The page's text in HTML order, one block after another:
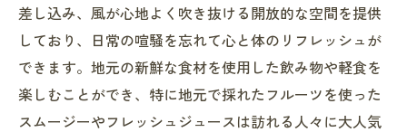
差し込み、風が心地よく吹き抜ける開放的な空間を提供
しており、日常の喧騒を忘れて心と体のリフレッシュが
できます。地元の新鮮な食材を使用した飲み物や軽食を
楽しむことができ、特に地元で採れたフルーツを使った
スムージーやフレッシュジュースは訪れる人々に大人気